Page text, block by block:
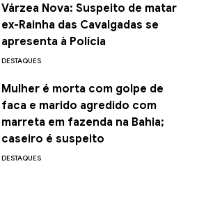
Várzea Nova: Suspeito de matar
ex-Rainha das Cavalgadas se
apresenta à Polícia
DESTAQUES
Mulher é morta com golpe de
faca e marido agredido com
marreta em fazenda na Bahia;
caseiro é suspeito
DESTAQUES